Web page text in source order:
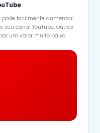
pode facilmente aumentar
canal YouTube. Outros
um valor muito baixo.